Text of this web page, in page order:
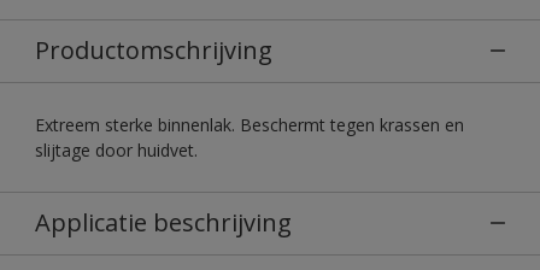
Productomschrijving
Extreem sterke binnenlak. Beschermt tegen krassen en
slijtage door huidvet.
Applicatie beschrijving